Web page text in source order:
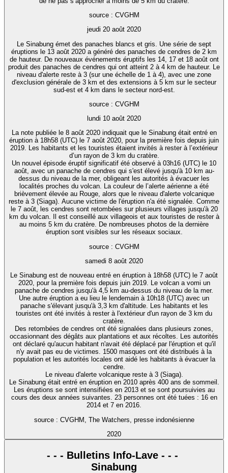
source : CVGHM
jeudi 20 août 2020
Le Sinabung émet des panaches blancs et gris. Une série de sept
éruptions le 13 août 2020 a généré des panaches de cendres de 2 km
de hauteur. De nouveaux événements éruptifs les 14, 17 et 18 août ont
produit des panaches de cendres qui ont atteint 2 à 4 km de hauteur. Le
niveau d'alerte reste à 3 (sur une échelle de 1 à 4), avec une zone
d'exclusion générale de 3 km et des extensions à 5 km sur le secteur
sud-est et 4 km dans le secteur nord-est.
source : CVGHM
lundi 10 août 2020
La note publiée le 8 août 2020 indiquait que le Sinabung était entré en
éruption à 18h58 (UTC) le 7 août 2020, pour la première fois depuis juin
2019. Les habitants et les touristes étaient invités à rester à l’extérieur
d’un rayon de 3 km du cratère.
Un nouvel épisode éruptif significatif été observé à 03h16 (UTC) le 10
août, avec un panache de cendres qui s'est élevé jusqu'à 10 km au-
dessus du niveau de la mer, obligeant les autorités à évacuer les
localités proches du volcan. La couleur de l’alerte aérienne a été
brièvement élevée au Rouge, alors que le niveau d'alerte volcanique
reste à 3 (Siaga). Aucune victime de l'éruption n'a été signalée. Comme
le 7 août, les cendres sont retombées sur plusieurs villages jusqu'à 20
km du volcan. Il est conseillé aux villageois et aux touristes de rester à
au moins 5 km du cratère. De nombreuses photos de la dernière
éruption sont visibles sur les réseaux sociaux.
source : CVGHM
samedi 8 août 2020
Le Sinabung est de nouveau entré en éruption à 18h58 (UTC) le 7 août
2020, pour la première fois depuis juin 2019. Le volcan a vomi un
panache de cendres jusqu'à 4,5 km au-dessus du niveau de la mer.
Une autre éruption a eu lieu le lendemain à 10h18 (UTC) avec un
panache s'élevant jusqu'à 3,3 km d'altitude. Les habitants et les
touristes ont été invités à rester à l'extérieur d'un rayon de 3 km du
cratère.
Des retombées de cendres ont été signalées dans plusieurs zones,
occasionnant des dégâts aux plantations et aux récoltes. Les autorités
ont déclaré qu'aucun habitant n'avait été déplacé par l'éruption et qu'il
n'y avait pas eu de victimes. 1500 masques ont été distribués à la
population et les autorités locales ont aidé les habitants à évacuer la
cendre.
Le niveau d'alerte volcanique reste à 3 (Siaga).
Le Sinabung était entré en éruption en 2010 après 400 ans de sommeil.
Les éruptions se sont intensifiées en 2013 et se sont poursuivies au
cours des deux années suivantes. 23 personnes ont été tuées : 16 en
2014 et 7 en 2016.
source : CVGHM, The Watchers, presse indonésienne
2020
- - - Bulletins Info-Lave - - -
Sinabung